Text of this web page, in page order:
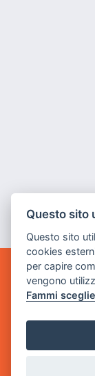
GAME WARP
BY POWER GAME
Sede Legale
via Villaggio dei
- 25014
Questo sito
Questo sito
cookies
per capire
vengono
Fammi